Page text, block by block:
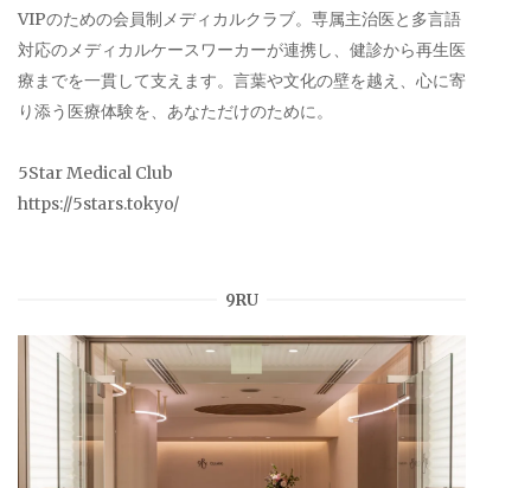
VIPのための会員制メディカルクラブ。専属主治医と多言語
対応のメディカルケースワーカーが連携し、健診から再生医
療までを一貫して支えます。言葉や文化の壁を越え、心に寄
り添う医療体験を、あなただけのために。
5Star Medical Club
https://5stars.tokyo/
9RU